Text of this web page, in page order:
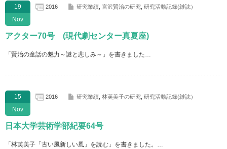
19
Nov
2016 研究業績 宮沢賢治の研究 研究活動記録(雑誌）
アクター70号 (現代劇センター真夏座)
「賢治の童話の魅力～謎と悲しみ～」を書きました…
15
Nov
2016 研究業績 林芙美子の研究 研究活動記録(雑誌）
日本大学芸術学部紀要64号
「林芙美子「古い風新しい風」を読む」を書きました。…